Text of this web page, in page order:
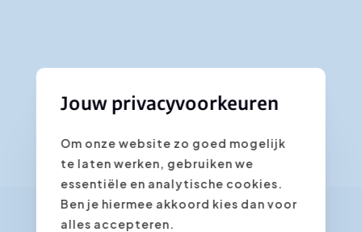
Jouw privacyvoorkeuren
Om onze website zo goed mogelijk
te laten werken, gebruiken we
essentiële en analytische cookies.
Ben je hiermee akkoord kies dan voor
alles accepteren.